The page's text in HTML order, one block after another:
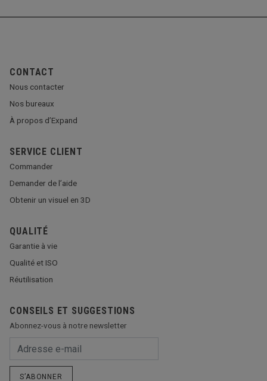
CONTACT
Nous contacter
Nos bureaux
À propos d’Expand
SERVICE CLIENT
Commander
Demander de l’aide
Obtenir un visuel en 3D
QUALITÉ
Garantie à vie
Qualité et ISO
Réutilisation
CONSEILS ET SUGGESTIONS
Abonnez-vous à notre newsletter
S’ABONNER